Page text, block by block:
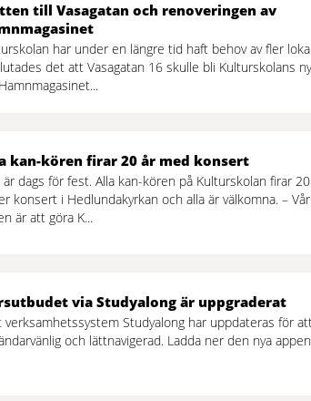
till Vasagatan och renoveringen av
har under en längre tid haft behov av fler
det att Vasagatan 16 skulle bli Kulturskolans
kan-kören firar 20 år med konsert
är dags för fest. Alla kan-kören på Kulturskolan firar
konsert i Hedlundakyrkan och alla är välkomna. –
är att göra K...
via Studyalong är uppgraderat
verksamhetssystem Studyalong har uppdateras för
och lättnavigerad. Ladda ner den nya